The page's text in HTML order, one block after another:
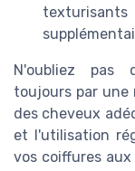
N'oubliez pas
toujours par une
des cheveux
et l'utilisation
vos coiffures